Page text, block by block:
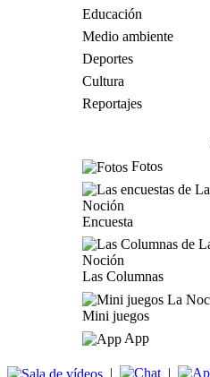
Educación
Medio ambiente
Deportes
Cultura
Reportajes
Fotos
Encuesta
Las Columnas
Mini juegos
App
| |